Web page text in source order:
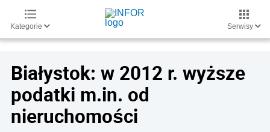
Kategorie Serwisy
Białystok: w 2012 r. wyższe
podatki m.in. od
nieruchomości